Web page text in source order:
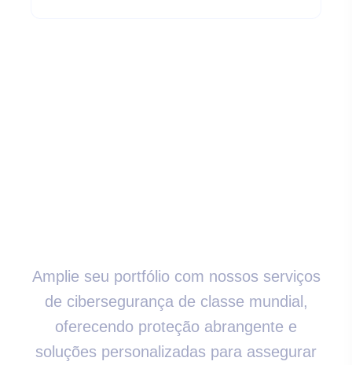
Amplie seu portfólio com nossos serviços
de cibersegurança de classe mundial,
oferecendo proteção abrangente e
soluções personalizadas para assegurar